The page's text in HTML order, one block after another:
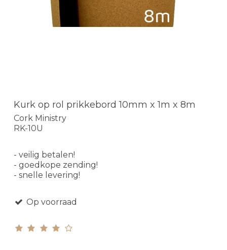
Kurk op rol prikkebord 10mm x 1m x 8m
Cork Ministry
RK-10U
- veilig betalen!
- goedkope zending!
- snelle levering!
Op voorraad